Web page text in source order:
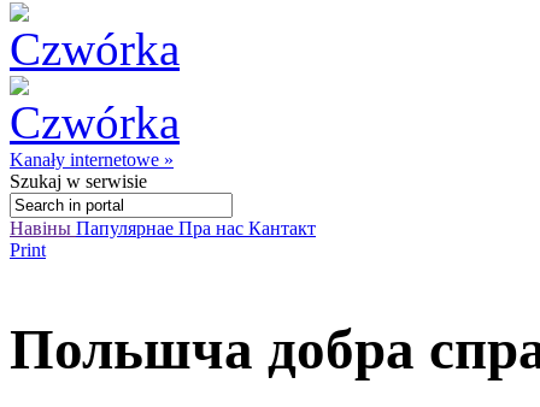
Kanały internetowe »
Szukaj w serwisie
Навіны Папулярнае Пра нас Кантакт
Print
Польшча добра